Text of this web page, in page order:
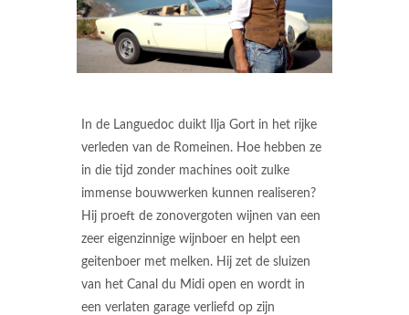
In de Languedoc duikt Ilja Gort in het rijke
verleden van de Romeinen. Hoe hebben ze
in die tijd zonder machines ooit zulke
immense bouwwerken kunnen realiseren?
Hij proeft de zonovergoten wijnen van een
zeer eigenzinnige wijnboer en helpt een
geitenboer met melken. Hij zet de sluizen
van het Canal du Midi open en wordt in
een verlaten garage verliefd op zijn